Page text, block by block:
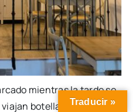
mientras la tarde se
botellas, quizá
Traducir »